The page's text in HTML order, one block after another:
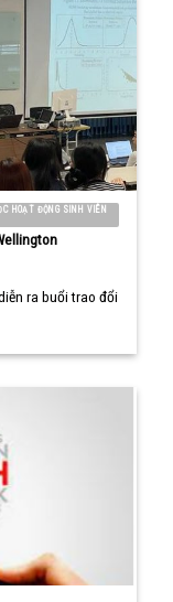
HOẠT ĐỘNG SINH VIÊN
ra buổi trao đổi